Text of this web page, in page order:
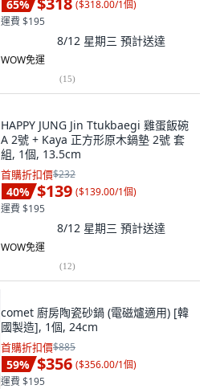
65% ($318.00/1個)
運費 $195
8/12 星期三 預計送達
WOW免運
(15)
HAPPY JUNG Jin Ttukbaegi 雞蛋飯碗
A 2號 + Kaya 正方形原木鍋墊 2號 套
組, 1個, 13.5cm
首購折扣價$232
40% $139 ($139.00/1個)
運費 $195
8/12 星期三 預計送達
WOW免運
(12)
comet 廚房陶瓷砂鍋 (電磁爐適用) [韓
國製造], 1個, 24cm
首購折扣價$885
59% $356 ($356.00/1個)
運費 $195